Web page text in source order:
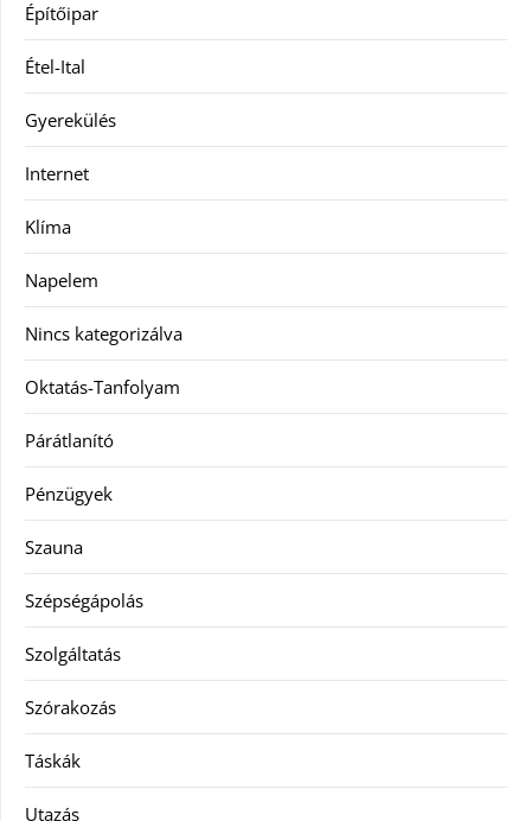
Építőipar
Étel-Ital
Gyerekülés
Internet
Klíma
Napelem
Nincs kategorizálva
Oktatás-Tanfolyam
Párátlanító
Pénzügyek
Szauna
Szépségápolás
Szolgáltatás
Szórakozás
Táskák
Utazás